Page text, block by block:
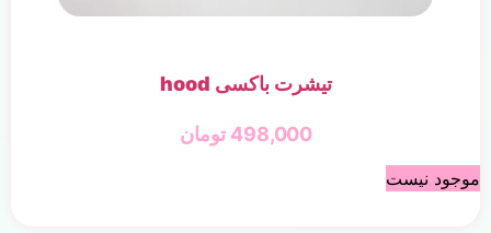
تیشرت باکسی hood
498,000 تومان
موجود نیست